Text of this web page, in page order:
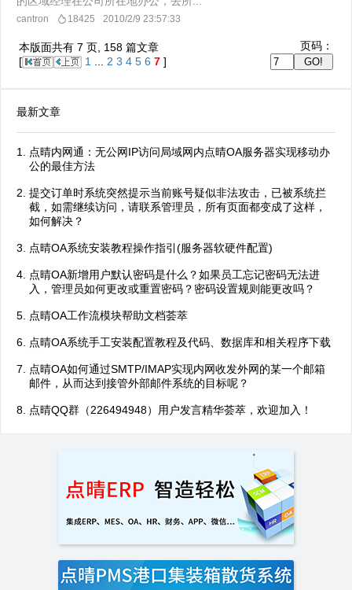
cantron 18425 2010/2/9 23:57:33
本版面共有 7 页, 158 篇文章
[
1 2 3 4 5 6 7 ]
页码：
最新文章
点晴内网通：无公网IP访问局域网内点晴OA服务器实现移动办
公的最佳方法
提交订单时系统突然提示当前账号疑似非法攻击，已被系统拦
截，如需继续访问，请联系管理员，所有页面都变成了这样，
如何解决？
点晴OA系统安装教程操作指引(服务器软硬件配置)
点晴OA新增用户默认密码是什么？如果员工忘记密码无法进
入，管理员如何更改或重置密码？密码设置规则能更改吗？
点晴OA工作流模块帮助文档荟萃
点晴OA系统手工安装配置教程及代码、数据库和相关程序下载
点晴OA如何通过SMTP/IMAP实现内网收发外网的某一个邮箱
邮件，从而达到接管外部邮件系统的目标呢？
点晴QQ群（226494948）用户发言精华荟萃，欢迎加入！